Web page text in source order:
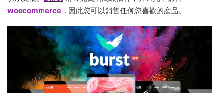
woocommerce ，因此您可以銷售任何您喜歡的産品。